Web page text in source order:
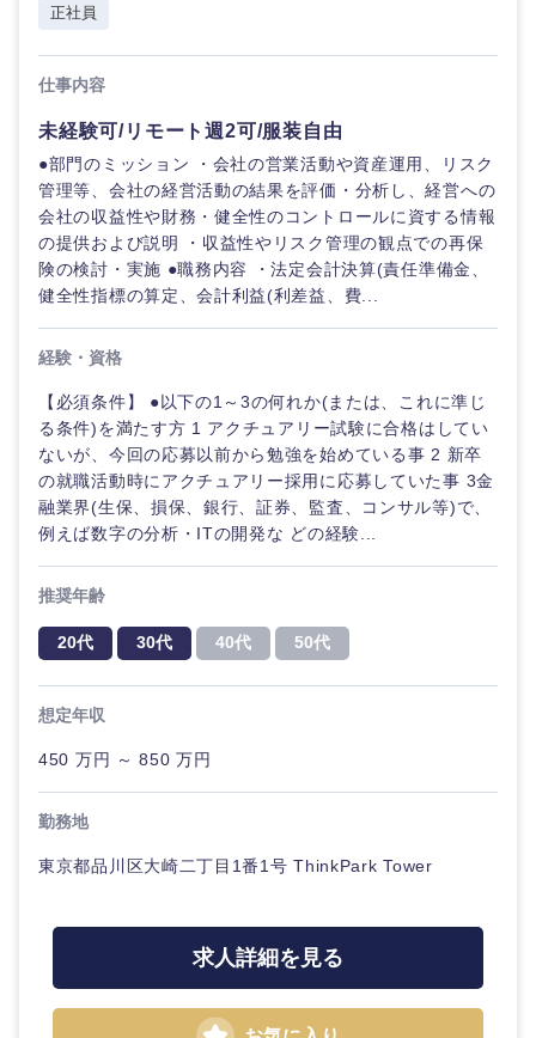
香川県 愛媛県
高知県
正社員
仕事内容
未経験可/リモート週2可/服装自由
●部門のミッション ・会社の営業活動や資産運用、リスク
管理等、会社の経営活動の結果を評価・分析し、経営への
会社の収益性や財務・健全性のコントロールに資する情報
の提供および説明 ・収益性やリスク管理の観点での再保
険の検討・実施 ●職務内容 ・法定会計決算(責任準備金、
健全性指標の算定、会計利益(利差益、費...
経験・資格
【必須条件】 ●以下の1～3の何れか(または、これに準じ
る条件)を満たす方 1 アクチュアリー試験に合格はしてい
ないが、今回の応募以前から勉強を始めている事 2 新卒
の就職活動時にアクチュアリー採用に応募していた事 3金
融業界(生保、損保、銀行、証券、監査、コンサル等)で、
例えば数字の分析・ITの開発な どの経験...
推奨年齢
20代 30代 40代 50代
想定年収
450 万円 ～ 850 万円
勤務地
東京都品川区大崎二丁目1番1号 ThinkPark Tower
求人詳細を見る